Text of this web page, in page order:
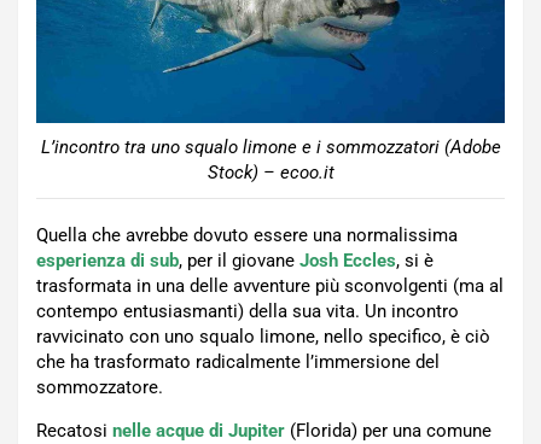
L’incontro tra uno squalo limone e i sommozzatori (Adobe
Stock) – ecoo.it
Quella che avrebbe dovuto essere una normalissima
esperienza di sub, per il giovane Josh Eccles, si è
trasformata in una delle avventure più sconvolgenti (ma al
contempo entusiasmanti) della sua vita. Un incontro
ravvicinato con uno squalo limone, nello specifico, è ciò
che ha trasformato radicalmente l’immersione del
sommozzatore.
Recatosi nelle acque di Jupiter (Florida) per una comune